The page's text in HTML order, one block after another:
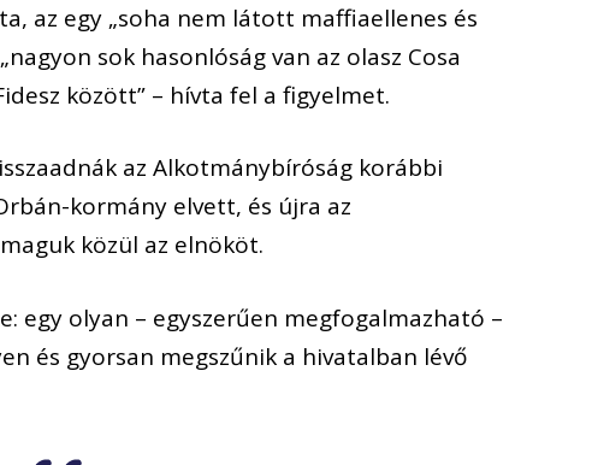
az egy „soha nem látott maffiaellenes és
sok hasonlóság van az olasz Cosa
között” – hívta fel a figyelmet.
az Alkotmánybíróság korábbi
kormány elvett, és újra az
közül az elnököt.
egy olyan – egyszerűen megfogalmazható –
és gyorsan megszűnik a hivatalban lévő